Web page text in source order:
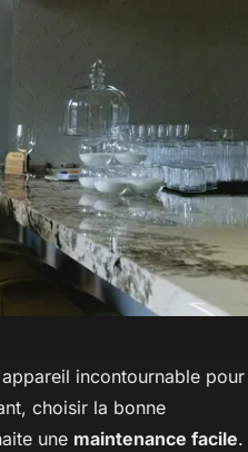
incontournable pour
choisir la bonne
une maintenance facile.